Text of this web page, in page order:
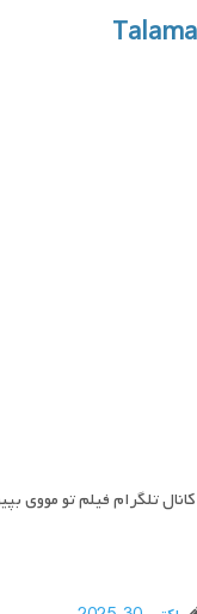
تلگرام فیلم تو مووی